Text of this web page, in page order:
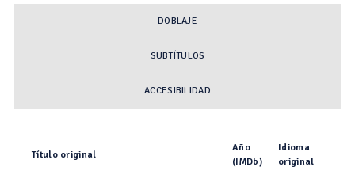
DOBLAJE
SUBTÍTULOS
ACCESIBILIDAD
Título original
Año
(IMDb)
Idioma
original